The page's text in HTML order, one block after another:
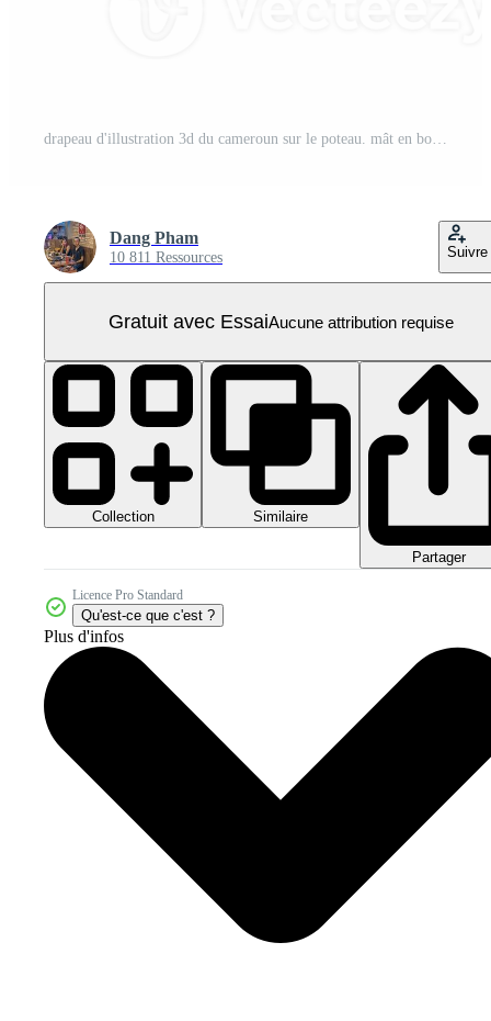
drapeau d'illustration 3d du cameroun sur le poteau. mât en bois PNG Pro
Dang Pham
10 811 Ressources Suivre
Gratuit avec EssaiAucune attribution requise
Collection Similaire
Partager
Licence Pro Standard
Qu'est-ce que c'est ?
Plus d'infos